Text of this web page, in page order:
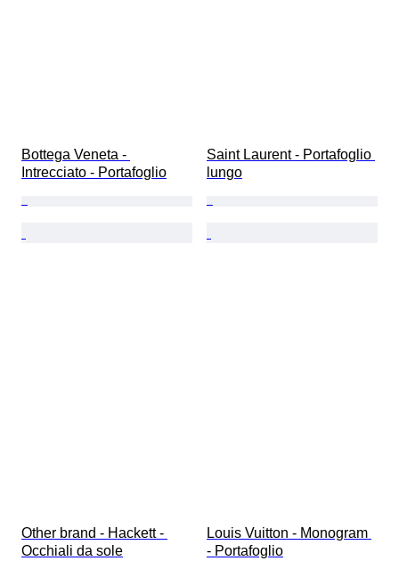
Bottega Veneta -
Intrecciato - Portafoglio
Saint Laurent - Portafoglio
lungo
Other brand - Hackett -
Occhiali da sole
Louis Vuitton - Monogram
- Portafoglio